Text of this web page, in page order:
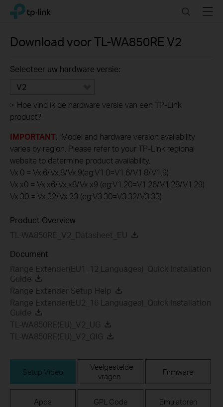
Click
navigation
TP-Link, Reliably Smart SearchMenu
Download voorTL-WA850RE V2
Selecteer uw hardware versie:
V2
> Hoe vind ik de hardware versie van een TP-Link
product?
IMPORTANT: Model and hardware version availability
varies by region. Please refer to your TP-Link regional
website to determine product availability.
Vx.0 = Vx.6/Vx.8/Vx.9(eg:V1.0=V1.6/V1.8/V1.9)
Vx.x0 = Vx.x6/Vx.x8/Vx.x9 (eg:V1.20=V1.26/V1.28/V1.29)
Vx.30 = Vx.32/Vx.33 (eg:V3.30=V3.32/V3.33)
Product Overview
TL-WA850RE_V2_Datasheet_EU
Document
Range Extender(EU1_12 Languages)_Quick Installation
Guide
Range Extender Setup Help
Range Extender(EU2_16 Languages)_Quick Installation
Guide
TL-WA850RE(EU)_V2_UG
TL-WA850RE(EU)_V2_QIG
Setup Video
Veelgestelde
vragen
Firmware
Apps GPL Code Emulatoren